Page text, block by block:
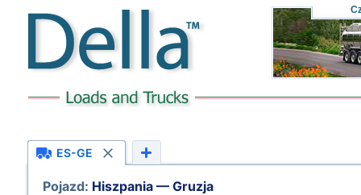
ES-GE
Pojazd: Hiszpania — Gruzja